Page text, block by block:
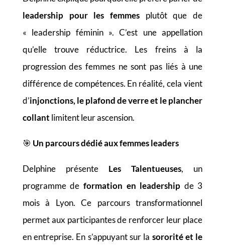
leadership pour les femmes plutôt que de
« leadership féminin ». C’est une appellation
qu’elle trouve réductrice. Les freins à la
progression des femmes ne sont pas liés à une
différence de compétences. En réalité, cela vient
d’injonctions, le plafond de verre et le plancher
collant limitent leur ascension.
🎯 Un parcours dédié aux femmes leaders
Delphine présente Les Talentueuses, un
programme de formation en leadership de 3
mois à Lyon. Ce parcours transformationnel
permet aux participantes de renforcer leur place
en entreprise. En s’appuyant sur la sororité et le